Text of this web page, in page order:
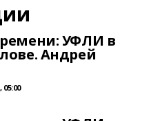
УФЛИ в
Андрей